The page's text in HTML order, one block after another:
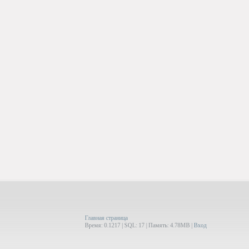
Главная страница
Время: 0.1217 | SQL: 17 | Память: 4.78MB Вход